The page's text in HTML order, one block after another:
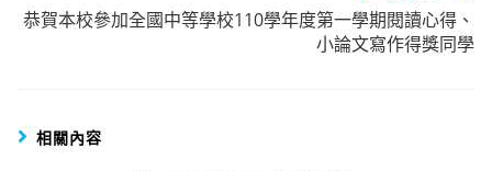
恭賀本校參加全國中等學校110學年度第一學期閱讀心得、
小論文寫作得獎同學
相關內容